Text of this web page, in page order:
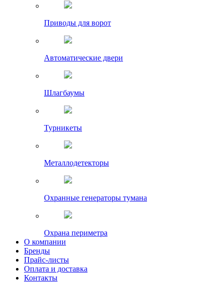
Приводы для ворот
Автоматические двери
Шлагбаумы
Турникеты
Металлодетекторы
Охранные генераторы тумана
Охрана периметра
О компании
Бренды
Прайс-листы
Оплата и доставка
Контакты